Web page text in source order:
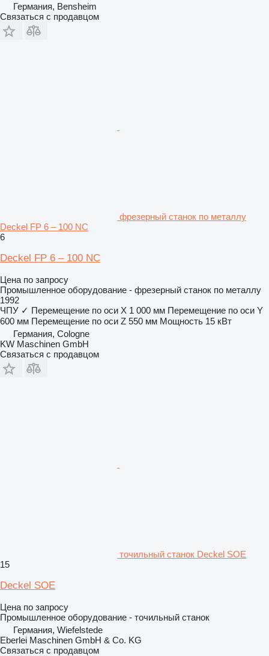
Германия, Bensheim
Связаться с продавцом
фрезерный станок по металлу
Deckel FP 6 – 100 NC
6
Deckel FP 6 – 100 NC
Цена по запросу
Промышленное оборудование - фрезерный станок по металлу
1992
ЧПУ ✓ Перемещение по оси X 1 000 мм Перемещение по оси Y
600 мм Перемещение по оси Z 550 мм Мощность 15 кВт
Германия, Cologne
KW Maschinen GmbH
Связаться с продавцом
точильный станок Deckel SOE
15
Deckel SOE
Цена по запросу
Промышленное оборудование - точильный станок
Германия, Wiefelstede
Eberlei Maschinen GmbH & Co. KG
Связаться с продавцом